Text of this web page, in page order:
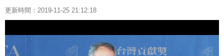
更新時間：2019-11-25 21:12:18